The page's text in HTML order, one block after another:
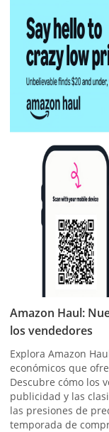
Amazon Haul:
los vendedores
Explora Amazon
económicos que
Descubre cómo los
publicidad y las
las presiones de
temporada de